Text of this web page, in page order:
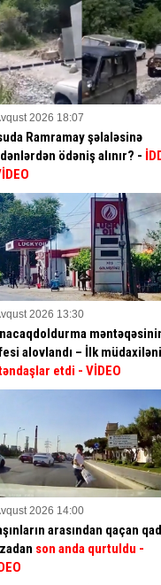
2026 18:07
Ramramay şəlaləsinə
ödəniş alınır? -
2026 13:30
alovlandı – İlk müdaxiləni
etdi - VİDEO
2026 14:00
arasından qaçan
son anda qurtuldu -